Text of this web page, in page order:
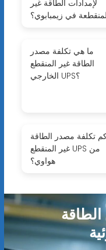
لإمدادات الطاقة غير
في زيمبابوي؟
ما هي تكلفة مصدر
الطاقة غير المنقطع
الخارجي UPS؟
تكلفة مصدر الطاقة
غير المنقطع UPS من
هواوي؟